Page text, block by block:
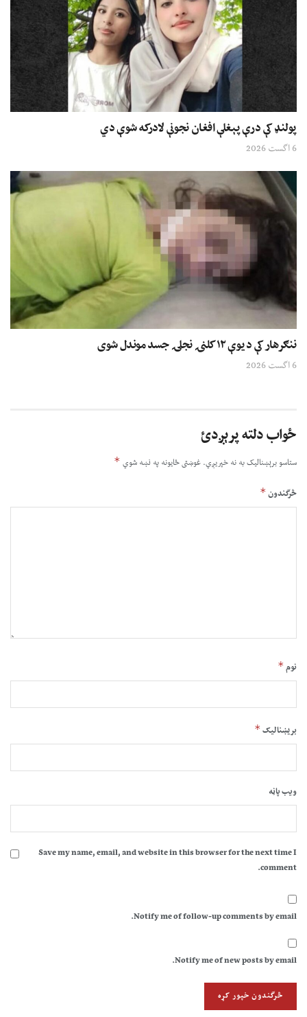
پولنډ کې درې پېغلې افغان نجونې لادرکه شوې دي
6 اگست 2026
ننګرهار کې د یوې ۱۲ کلنۍ نجلۍ جسد موندل شوی
6 اگست 2026
ځواب دلته پرېږدئ
ستاسو برېښناليک به نه خپريږي.غوښتى ځایونه په نښه شوي *
څرگندون*
نوم*
بریښنالیک*
ویب پاڼه
Save my name, email, and website in this browser for the next time I
comment.
Notify me of follow-up comments by email.
Notify me of new posts by email.